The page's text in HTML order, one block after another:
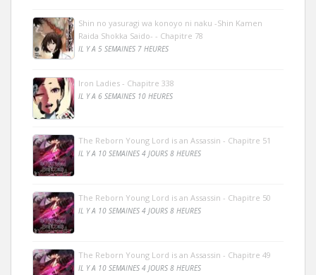
Shin no yasuragi wa konoyo ni naku -Shin Kamen
Raida Shokka Saido- - Chapitre 78
IL Y A 5 SEMAINES 7 HEURES
Iron Ladies - Chapitre 338
IL Y A 6 SEMAINES 10 HEURES
The Reborn Young Lord is an Assassin - Chapitre 51
IL Y A 10 SEMAINES 4 JOURS 8 HEURES
The Reborn Young Lord is an Assassin - Chapitre 50
IL Y A 10 SEMAINES 4 JOURS 8 HEURES
The Reborn Young Lord is an Assassin - Chapitre 49
IL Y A 10 SEMAINES 4 JOURS 8 HEURES